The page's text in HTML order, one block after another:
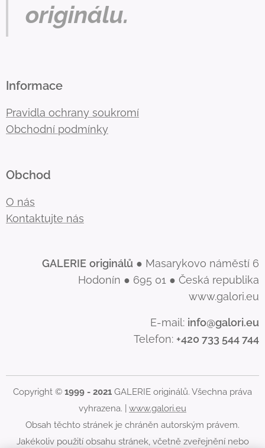
originálu.
Informace
Pravidla ochrany soukromí
Obchodní podmínky
Obchod
O nás
Kontaktujte nás
GALERIE originálů ● Masarykovo náměstí 6
Hodonín ● 695 01 ● Česká republika
www.galori.eu
E-mail: info@galori.eu
Telefon: +420 733 544 744
Copyright © 1999 - 2021 GALERIE originálů. Všechna práva
vyhrazena. | www.galori.eu
Obsah těchto stránek je chráněn autorským právem.
Jakékoliv použití obsahu stránek, včetně zveřejnění nebo